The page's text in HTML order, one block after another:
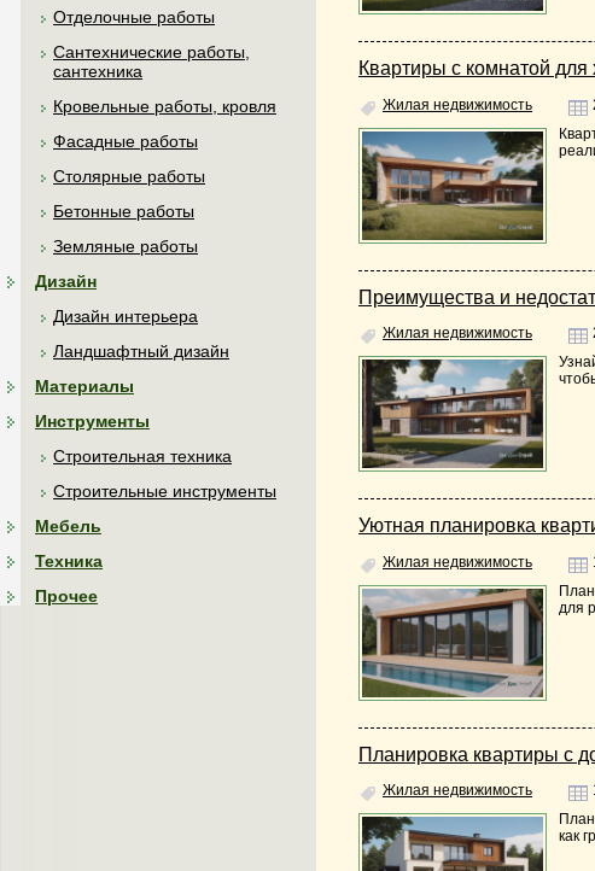
Отделочные работы
Сантехнические работы,
сантехника
Кровельные работы, кровля
Фасадные работы
Столярные работы
Бетонные работы
Земляные работы
Дизайн
Дизайн интерьера
Ландшафтный дизайн
Материалы
Инструменты
Строительная техника
Строительные инструменты
Мебель
Техника
Прочее
Квартиры с комнатой
Жилая недвижимость
Преимущества и
Жилая недвижимость
Уютная планировка
Жилая недвижимость
для
Планировка квартиры с
Жилая недвижимость
как